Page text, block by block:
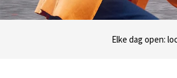
Dinsdag t/m zaterdag geopen: locatiesElke dag open: